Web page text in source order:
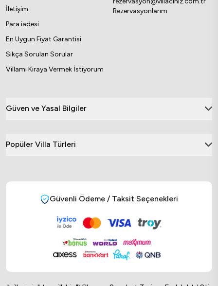
İletişim
Para iadesi
En Uygun Fiyat Garantisi
Sıkça Sorulan Sorular
Villamı Kiraya Vermek İstiyorum
Rezervasyonlarım
Güven ve Yasal Bilgiler
Popüler Villa Türleri
Güvenli Ödeme / Taksit Seçenekleri